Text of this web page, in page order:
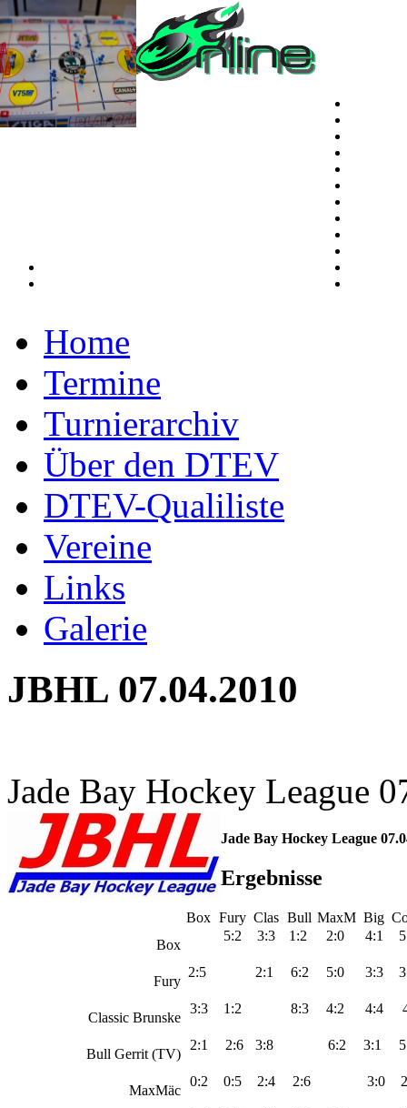
Home
Termine
Turnierarchiv
Über den DTEV
DTEV-Qualiliste
Vereine
Links
Galerie
JBHL 07.04.2010
Jade Bay Hockey League
Jade Bay Hockey League
Ergebnisse
Box Fury Clas Bull MaxM Big
Box
5:2 3:3 1:2 2:0 4:1
Fury
2:5 2:1 6:2 5:0 3:3
Classic Brunske
3:3 1:2 8:3 4:2 4:4
Bull Gerrit (TV)
2:1 2:6 3:8 6:2 3:1
MaxMäc
0:2 0:5 2:4 2:6 3:0